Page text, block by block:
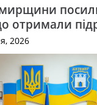
отримали
2026